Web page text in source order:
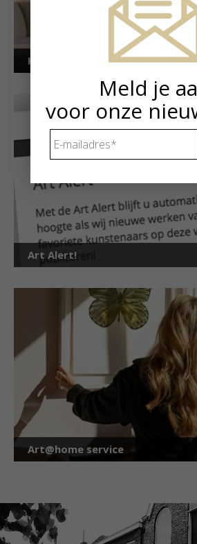
Kunstuitleen voor particulieren
Art Alert!
Art@home service
Meld je
voor onze
mailadres *